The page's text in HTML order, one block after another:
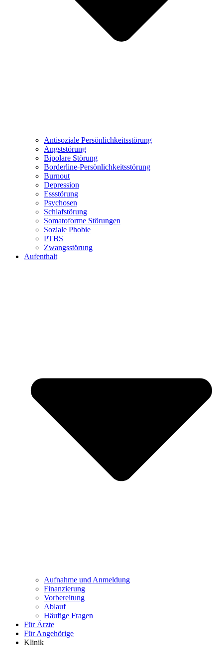
Antisoziale Persönlichkeitsstörung
Angststörung
Bipolare Störung
Borderline-Persönlichkeitsstörung
Burnout
Depression
Essstörung
Psychosen
Schlafstörung
Somatoforme Störungen
Soziale Phobie
PTBS
Zwangsstörung
Aufenthalt
Aufnahme und Anmeldung
Finanzierung
Vorbereitung
Ablauf
Häufige Fragen
Für Ärzte
Für Angehörige
Klinik